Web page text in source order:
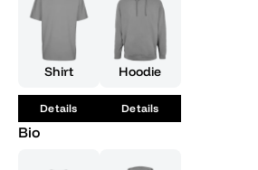
Shirt
Details
Hoodie
Details
Bio